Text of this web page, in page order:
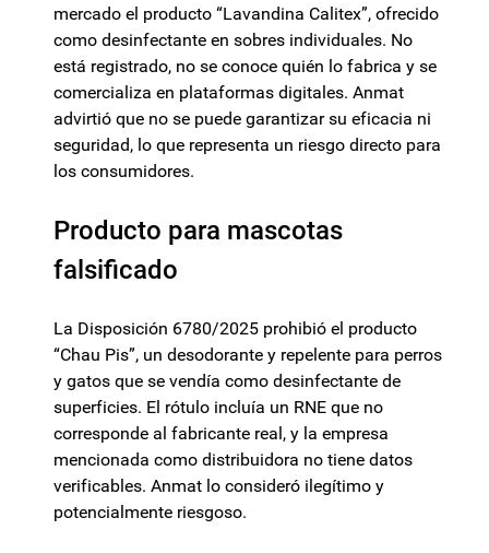
mercado el producto “Lavandina Calitex”, ofrecido
como desinfectante en sobres individuales. No
está registrado, no se conoce quién lo fabrica y se
comercializa en plataformas digitales. Anmat
advirtió que no se puede garantizar su eficacia ni
seguridad, lo que representa un riesgo directo para
los consumidores.
Producto para mascotas
falsificado
La Disposición 6780/2025 prohibió el producto
“Chau Pis”, un desodorante y repelente para perros
y gatos que se vendía como desinfectante de
superficies. El rótulo incluía un RNE que no
corresponde al fabricante real, y la empresa
mencionada como distribuidora no tiene datos
verificables. Anmat lo consideró ilegítimo y
potencialmente riesgoso.